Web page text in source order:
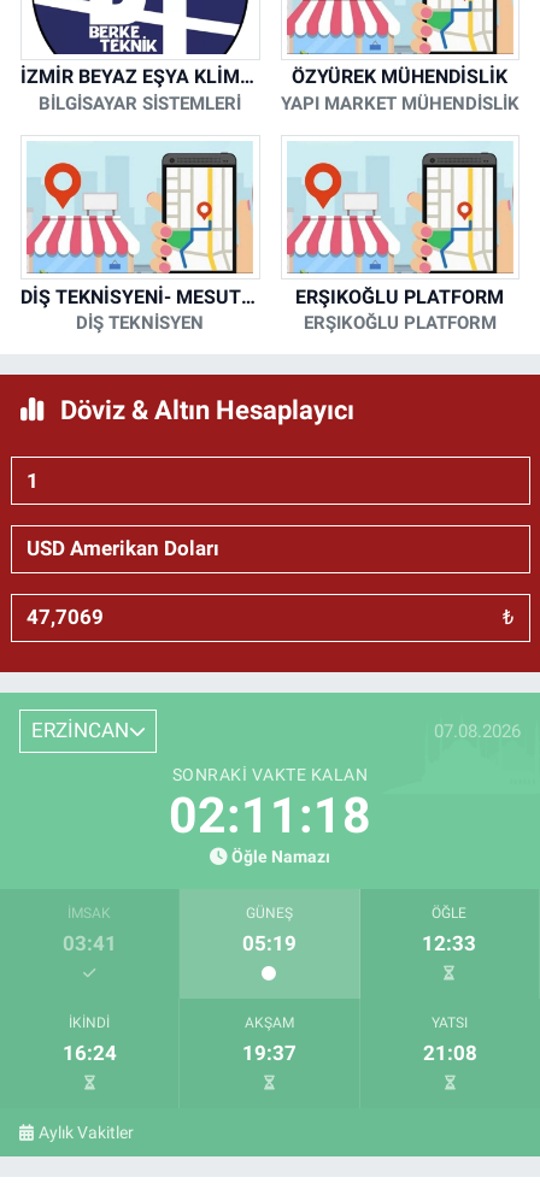
İZMİR BEYAZ EŞYA KLİMA KOMBİ SERVİSİ
BİLGİSAYAR SİSTEMLERİ
ÖZYÜREK MÜHENDİSLİK
YAPI MARKET MÜHENDİSLİK
DİŞ TEKNİSYENİ- MESUT KORKMAZ
DİŞ TEKNİSYEN
ERŞIKOĞLU PLATFORM
ERŞIKOĞLU PLATFORM
Döviz & Altın Hesaplayıcı
₺
ERZİNCAN 07.08.2026
SONRAKI VAKTE KALAN
02:11:17
Öğle Namazı
İMSAK
03:41
GÜNEŞ
05:19
ÖĞLE
12:33
İKINDI
16:24
AKŞAM
19:37
YATSI
21:08
Aylık Vakitler